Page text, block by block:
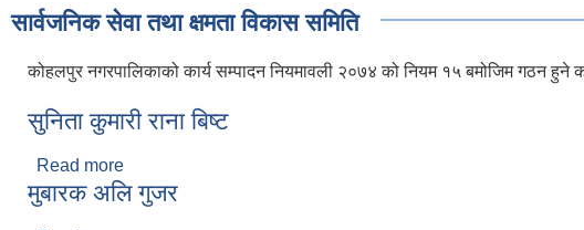
सार्वजनिक सेवा तथा क्षमता विकास समिति
कोहलपुर नगरपालिकाको कार्य सम्पादन नियमावली २०७४ को नियम १५ बमोजिम गठन हुने
सुनिता कुमारी राना बिष्ट
Read more
मुबारक अलि गुजर